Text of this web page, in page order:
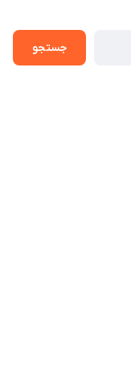
جستجو